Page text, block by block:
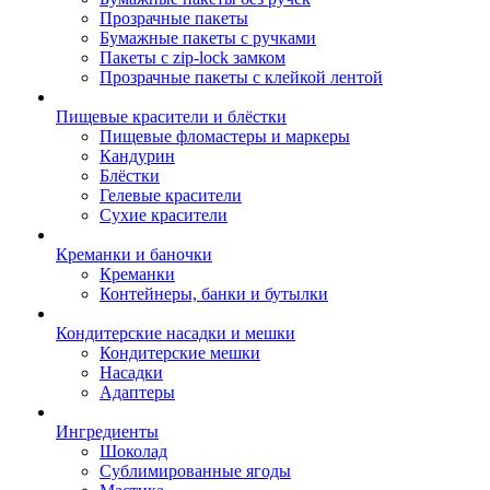
Прозрачные пакеты
Бумажные пакеты с ручками
Пакеты с zip-lock замком
Прозрачные пакеты с клейкой лентой
Пищевые красители и блёстки
Пищевые фломастеры и маркеры
Кандурин
Блёстки
Гелевые красители
Сухие красители
Креманки и баночки
Креманки
Контейнеры, банки и бутылки
Кондитерские насадки и мешки
Кондитерские мешки
Насадки
Адаптеры
Ингредиенты
Шоколад
Сублимированные ягоды